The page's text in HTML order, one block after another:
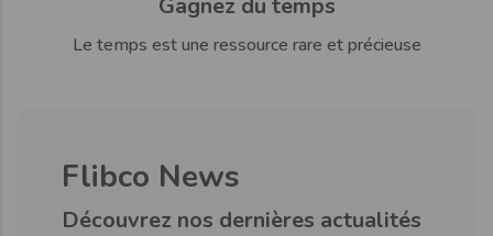
Gagnez du temps
Le temps est une ressource rare et précieuse
Flibco News
Découvrez nos dernières actualités